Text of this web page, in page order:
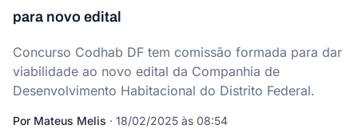
para novo edital
Concurso Codhab DF tem comissão formada para dar
viabilidade ao novo edital da Companhia de
Desenvolvimento Habitacional do Distrito Federal.
Por Mateus Melis · 18/02/2025 às 08:54